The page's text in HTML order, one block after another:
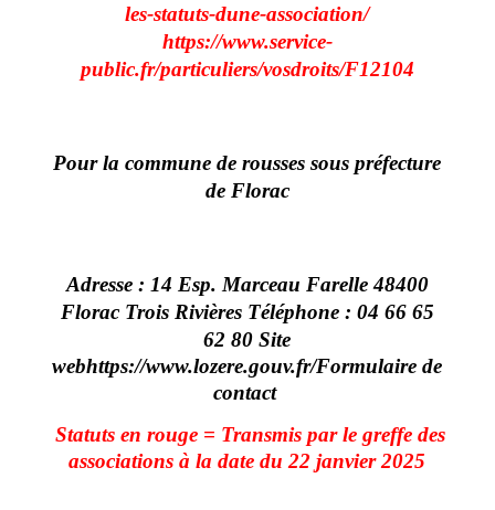
les-statuts-dune-association/
https://www.service-
public.fr/particuliers/vosdroits/F12104
Pour la commune de rousses sous préfecture
de Florac
Adresse : 14 Esp. Marceau Farelle48400
Florac Trois Rivières Téléphone : 04 66 65
62 80Site
webhttps://www.lozere.gouv.fr/Formulaire de
contact
Statuts en rouge = Transmis par le greffe des
associations à la date du 22 janvier 2025